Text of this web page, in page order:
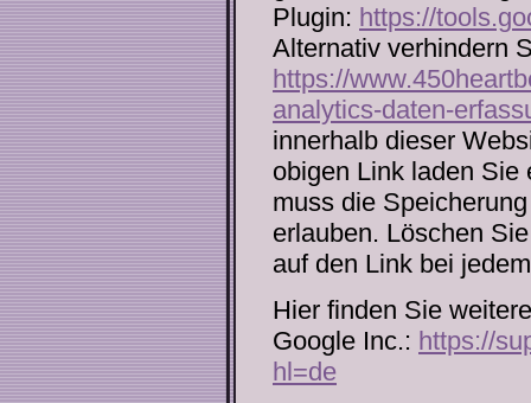
Plugin: https://
Alternativ verhindern
https://
analytics-daten-
innerhalb dieser
obigen Link laden Sie
muss die
erlauben. Löschen
auf den Link bei
Hier finden Sie
Google Inc.: https://
hl=de